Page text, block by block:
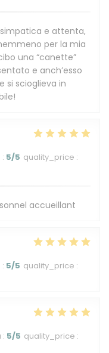
e attenta,
per la mia
una “canette”
e anch’esso
si scioglieva in
: 5/5 quality_price :
accueillant
: 5/5 quality_price :
: 5/5 quality_price :